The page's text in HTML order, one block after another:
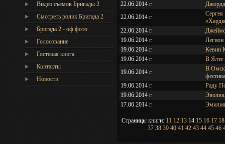
Видео съемок Бригады 2
Cмотреть ролик Бригада 2
Бригада 2 - оф фото
Голосование
Гостевая книга
Контакты
Новости
22.06.2014 г.
Джордж
22.06.2014 г.
Сергея
22.06.2014 г.
19.06.2014 г.
19.06.2014 г.
Кевин
19.06.2014 г.
В Ялте
19.06.2014 г.
В
19.06.2014 г.
Раду
19.06.2014 г.
17.06.2014 г.
Страницы книги: 11 12 13 14 15 16 17 18
37 38 39 40 41 42 43 44 45 46